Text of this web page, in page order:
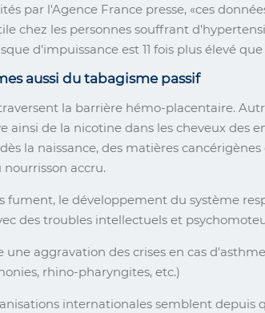
par l'Agence France presse, ces
chez les personnes souffrant
d'impuissance est 11 fois plus élevé
aussi du tabagisme passif
la barrière hémo-placentaire.
ainsi de la nicotine dans les cheveux des
la naissance, des matières
accru.
fument, le développement du système
des troubles intellectuels et
aggravation des crises en cas
rhino-pharyngites, etc.)
internationales semblent